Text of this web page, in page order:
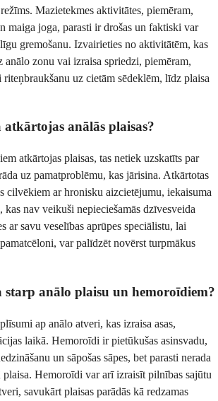
Mazietekmes aktivitātes, piemēram,
maiga joga, parasti ir drošas un faktiski var
gremošanu. Izvairieties no aktivitātēm, kas
anālo zonu vai izraisa spriedzi, piemēram,
riteņbraukšanu uz cietām sēdeklēm, līdz plaisa
anālās plaisas?
atkārtojas plaisas, tas netiek uzskatīts par
uz pamatproblēmu, kas jārisina. Atkārtotas
cilvēkiem ar hronisku aizcietējumu, iekaisuma
nav veikuši nepieciešamās dzīvesveida
ar savu veselības aprūpes speciālistu, lai
var palīdzēt novērst turpmākus
anālo plaisu un hemoroīdiem?
ap anālo atveri, kas izraisa asas,
laikā. Hemoroīdi ir pietūkušas asinsvadu,
un sāpošas sāpes, bet parasti nerada
plaisa. Hemoroīdi var arī izraisīt pilnības sajūtu
savukārt plaisas parādās kā redzamas